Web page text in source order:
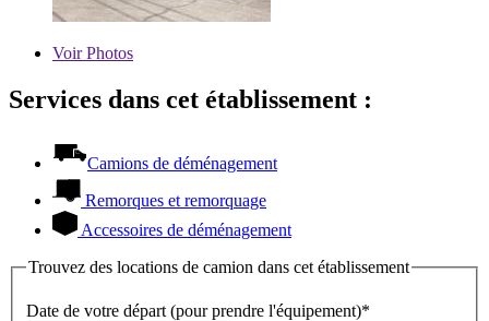
VoirPhotos
Services dans cet établissement :
Camions de déménagement
Remorques et remorquage
Accessoires de déménagement
Trouvez des locations de camion dans cet établissement
Date de votre départ (pour prendre l'équipement)*